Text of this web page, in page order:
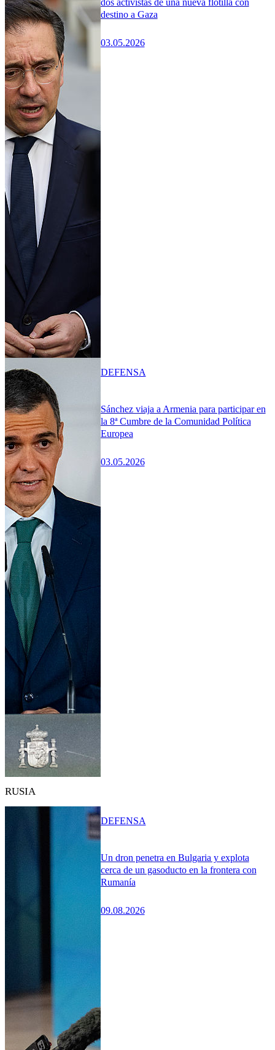
dos activistas de una nueva flotilla con
destino a Gaza
03.05.2026
Sánchez viaja a Armenia para participar en
la 8ª Cumbre de la Comunidad Política
Europea
03.05.2026
DEFENSA
RUSIA
Un dron penetra en Bulgaria y explota
cerca de un gasoducto en la frontera con
Rumanía
09.08.2026
DEFENSA